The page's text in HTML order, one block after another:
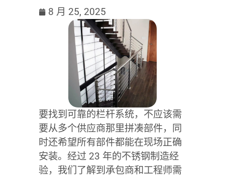
8 月 25, 2025
要找到可靠的栏杆系统，不应该需
要从多个供应商那里拼凑部件，同
时还希望所有部件都能在现场正确
安装。经过 23 年的不锈钢制造经
验，我们了解到承包商和工程师需